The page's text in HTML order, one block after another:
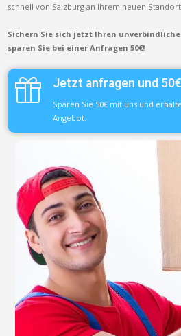
schnell von Salzburg an Ihrem neuen
Sichern Sie sich jetzt Ihren
sparen Sie bei einer Anfragen 50€!
Jetzt anfragen und
Sparen Sie 50€ mit uns und
Angebot.